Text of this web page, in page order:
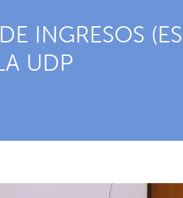
INGRESOS
UDP